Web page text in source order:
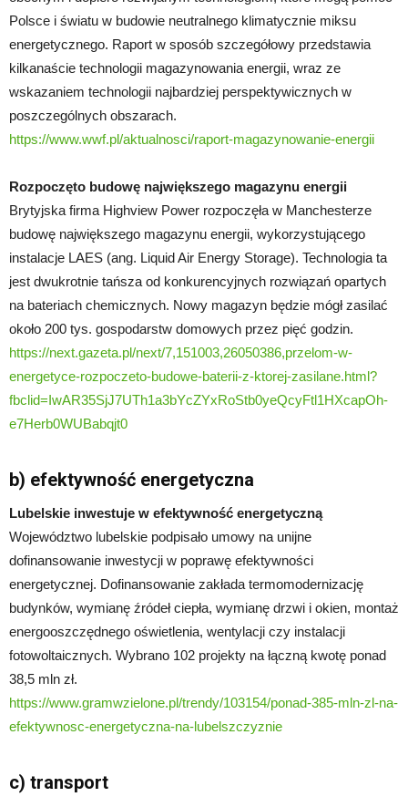
Polsce i światu w budowie neutralnego klimatycznie miksu
energetycznego. Raport w sposób szczegółowy przedstawia
kilkanaście technologii magazynowania energii, wraz ze
wskazaniem technologii najbardziej perspektywicznych w
poszczególnych obszarach.
https://www.wwf.pl/aktualnosci/raport-magazynowanie-energii
Rozpoczęto budowę największego magazynu energii
Brytyjska firma Highview Power rozpoczęła w Manchesterze
budowę największego magazynu energii, wykorzystującego
instalacje LAES (ang. Liquid Air Energy Storage). Technologia ta
jest dwukrotnie tańsza od konkurencyjnych rozwiązań opartych
na bateriach chemicznych. Nowy magazyn będzie mógł zasilać
około 200 tys. gospodarstw domowych przez pięć godzin.
https://next.gazeta.pl/next/7,151003,26050386,przelom-w-
energetyce-rozpoczeto-budowe-baterii-z-ktorej-zasilane.html?
fbclid=IwAR35SjJ7UTh1a3bYcZYxRoStb0yeQcyFtl1HXcapOh-
e7Herb0WUBabqjt0
b) efektywność energetyczna
Lubelskie inwestuje w efektywność energetyczną
Województwo lubelskie podpisało umowy na unijne
dofinansowanie inwestycji w poprawę efektywności
energetycznej. Dofinansowanie zakłada termomodernizację
budynków, wymianę źródeł ciepła, wymianę drzwi i okien, montaż
energooszczędnego oświetlenia, wentylacji czy instalacji
fotowoltaicznych. Wybrano 102 projekty na łączną kwotę ponad
38,5 mln zł.
https://www.gramwzielone.pl/trendy/103154/ponad-385-mln-zl-na-
efektywnosc-energetyczna-na-lubelszczyznie
c) transport